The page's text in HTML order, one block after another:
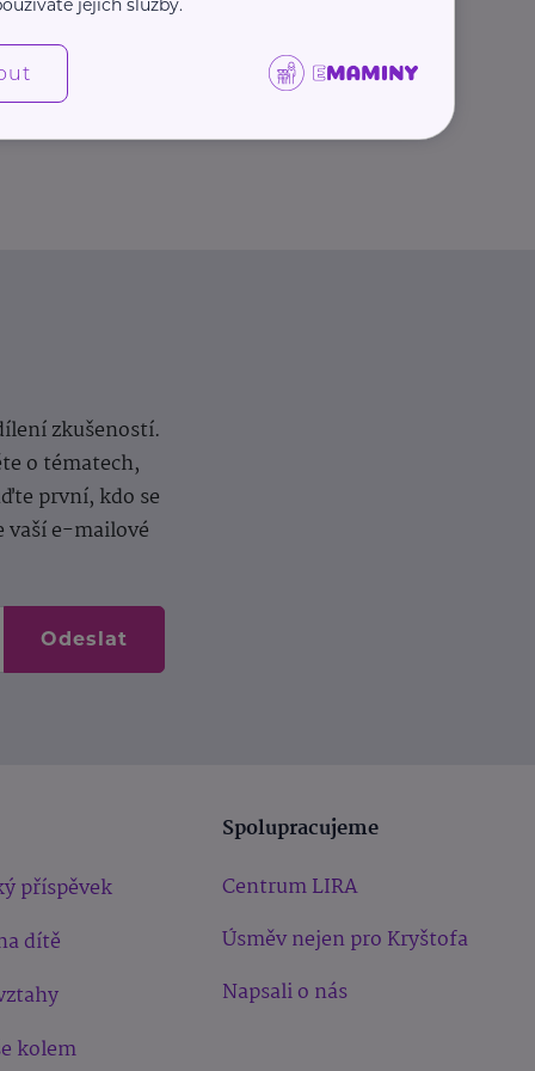
zkušeností.
o tématech,
první, kdo se
vaší e-mailové
Odeslat
příspěvek
dítě
kolem
Spolupracujeme
Centrum LIRA
Úsměv nejen pro Kryštofa
Napsali o nás